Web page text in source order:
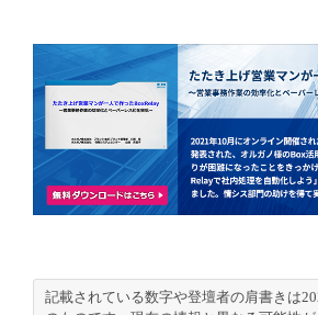
記載されている数字や登壇者の肩書きは